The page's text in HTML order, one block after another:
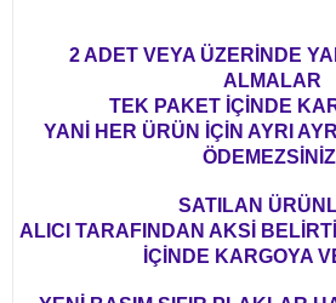
2 ADET VEYA ÜZERİNDE
ALMALAR
TEK PAKET İÇİNDE
YANİ HER ÜRÜN İÇİN AYRI
SATILAN
ALICI TARAFINDAN AKSİ
İÇİNDE KARGOYA